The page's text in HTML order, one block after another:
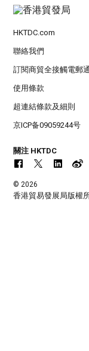
HKTDC.com
聯絡我們
訂閱商貿全接觸電郵
使用條款
超連結條款及細則
京ICP备09059244号
關注 HKTDC
© 2026
香港貿易發展局版權